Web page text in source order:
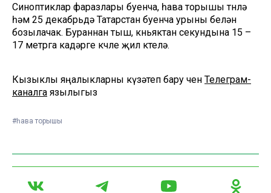
Синоптиклар фаразлары буенча, һава торышы төнлә
һәм 25 декабрьдә Татарстан буенча урыны белән
бозылачак. Бураннан тыш, көньяктан секундына 15 –
17 метрга кадәрге көчле җил көтелә.
Кызыклы яңалыкларны күзәтеп бару өчен Телеграм-
каналга язылыгыз
#һава торышы